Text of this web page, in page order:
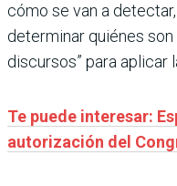
cómo se van a
determinar quiénes
discursos” para aplicar
Te puede interesar:
autorización del